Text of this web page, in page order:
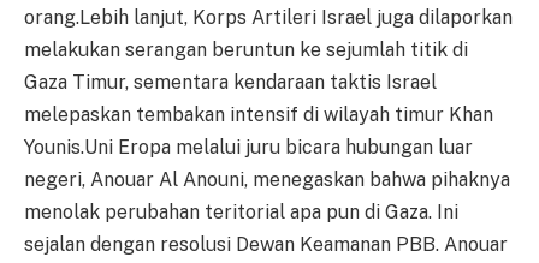
orang.Lebih lanjut, Korps Artileri Israel juga dilaporkan
melakukan serangan beruntun ke sejumlah titik di
Gaza Timur, sementara kendaraan taktis Israel
melepaskan tembakan intensif di wilayah timur Khan
Younis.Uni Eropa melalui juru bicara hubungan luar
negeri, Anouar Al Anouni, menegaskan bahwa pihaknya
menolak perubahan teritorial apa pun di Gaza. Ini
sejalan dengan resolusi Dewan Keamanan PBB. Anouar